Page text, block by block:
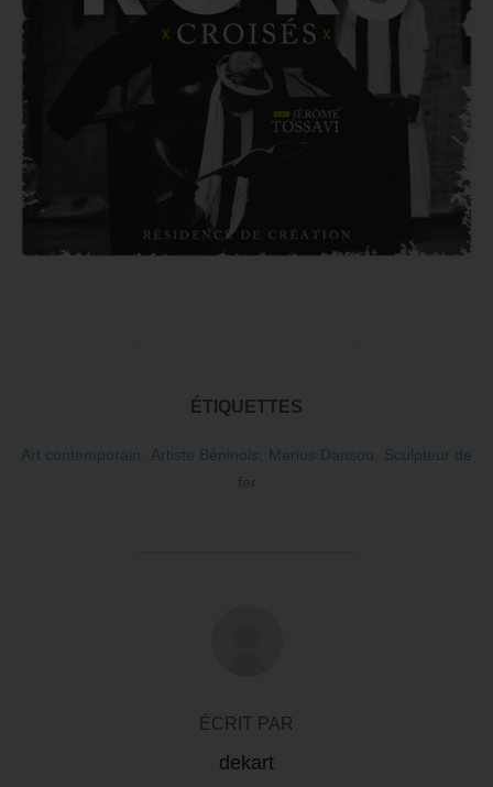
ÉTIQUETTES
Art contemporain Artiste Béninois Marius Dansou
Sculpteur de
fer
ÉCRIT PAR
dekart